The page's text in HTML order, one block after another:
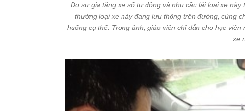
Do sự gia tăng xe số tự động và nhu cầu lái loại xe
thường loại xe này đang lưu thông trên đường, cùng
huống cụ thể. Trong ảnh, giáo viên chỉ dẫn cho học
xe